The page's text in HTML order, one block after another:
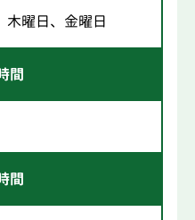
木曜日、金曜日
間
間